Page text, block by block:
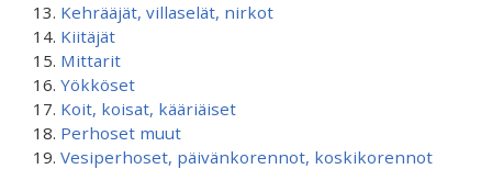
Kehrääjät, villaselät, nirkot
Kiitäjät
Mittarit
Yökköset
Koit, koisat, kääriäiset
Perhoset muut
Vesiperhoset, päivänkorennot, koskikorennot